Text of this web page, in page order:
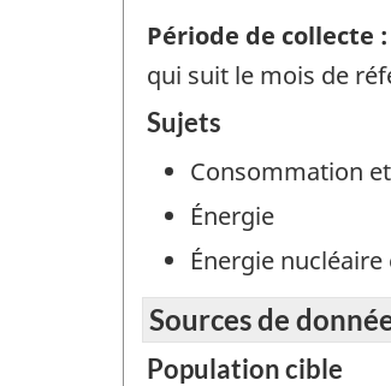
Période de collecte :
qui suit le mois de
Sujets
Consommation
Énergie
Énergie
Sources de
Population cible